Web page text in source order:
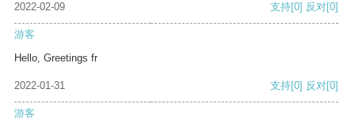
2022-02-09 支持[0] 反对[0]
游客
Hello, Greetings fr
2022-01-31 支持[0] 反对[0]
游客